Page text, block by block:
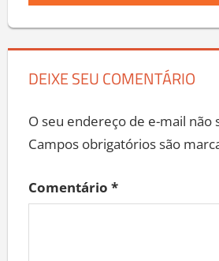
DEIXE SEU COMENTÁRIO
O seu endereço de e-mail não
Campos obrigatórios são
Comentário *